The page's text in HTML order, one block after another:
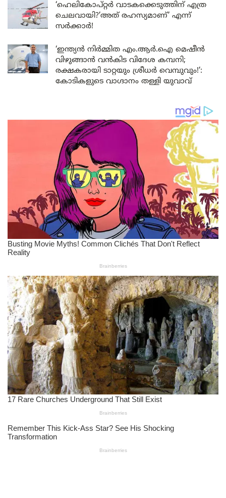
‘ഹെലികോപ്റ്റർ വാടകക്കെടുത്തിന് എത്ര
ചെലവായി?’അത് രഹസ്യമാണ്’ എന്ന്
സർക്കാർ!
‘ഇന്ത്യൻ നിർമ്മിത എം.ആർ.ഐ മെഷീൻ
വിഴുങ്ങാൻ വൻകിട വിദേശ കമ്പനി;
രക്ഷകരായി ടാറ്റയും ശ്രീധർ വെമ്പുവും!’:
കോടികളുടെ വാഗ്ദാനം തള്ളി യുവാവ്